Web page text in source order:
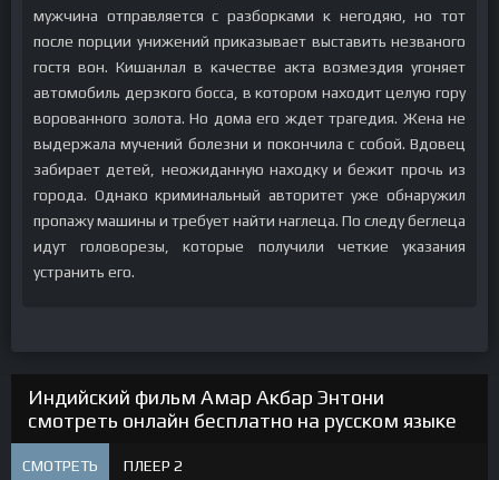
мужчина отправляется с разборками к негодяю, но тот
после порции унижений приказывает выставить незваного
гостя вон. Кишанлал в качестве акта возмездия угоняет
автомобиль дерзкого босса, в котором находит целую гору
ворованного золота. Но дома его ждет трагедия. Жена не
выдержала мучений болезни и покончила с собой. Вдовец
забирает детей, неожиданную находку и бежит прочь из
города. Однако криминальный авторитет уже обнаружил
пропажу машины и требует найти наглеца. По следу беглеца
идут головорезы, которые получили четкие указания
устранить его.
Индийский фильм Амар Акбар Энтони
смотреть онлайн бесплатно на русском языке
СМОТРЕТЬ ПЛЕЕР 2